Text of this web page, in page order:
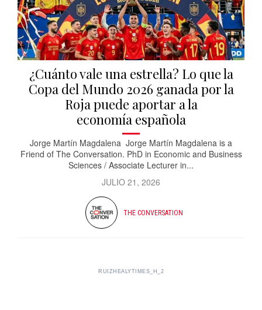
¿Cuánto vale una estrella? Lo que la
Copa del Mundo 2026 ganada por la
Roja puede aportar a la
economía española
Jorge Martín Magdalena Jorge Martín Magdalena is a
Friend of The Conversation. PhD in Economic and Business
Sciences / Associate Lecturer in...
JULIO 21, 2026
THE CONVERSATION
RUIZHEALYTIMES_H_2